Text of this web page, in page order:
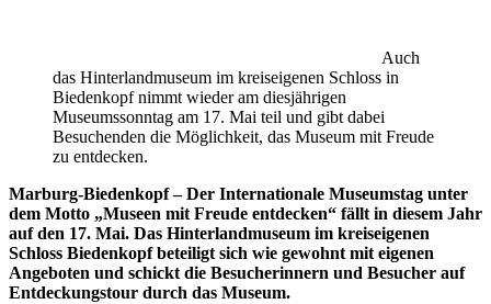
Auch
das Hinterlandmuseum im kreiseigenen Schloss in
Biedenkopf nimmt wieder am diesjährigen
Museumssonntag am 17. Mai teil und gibt dabei
Besuchenden die Möglichkeit, das Museum mit Freude
zu entdecken.
Marburg-Biedenkopf – Der Internationale Museumstag unter
dem Motto „Museen mit Freude entdecken“ fällt in diesem Jahr
auf den 17. Mai. Das Hinterlandmuseum im kreiseigenen
Schloss Biedenkopf beteiligt sich wie gewohnt mit eigenen
Angeboten und schickt die Besucherinnern und Besucher auf
Entdeckungstour durch das Museum.